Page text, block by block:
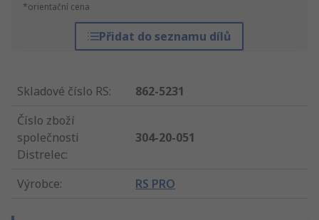
*orientační cena
Přidat do seznamu dílů
Skladové číslo RS:
862-5231
Číslo zboží
společnosti
Distrelec:
304-20-051
Výrobce: RS PRO